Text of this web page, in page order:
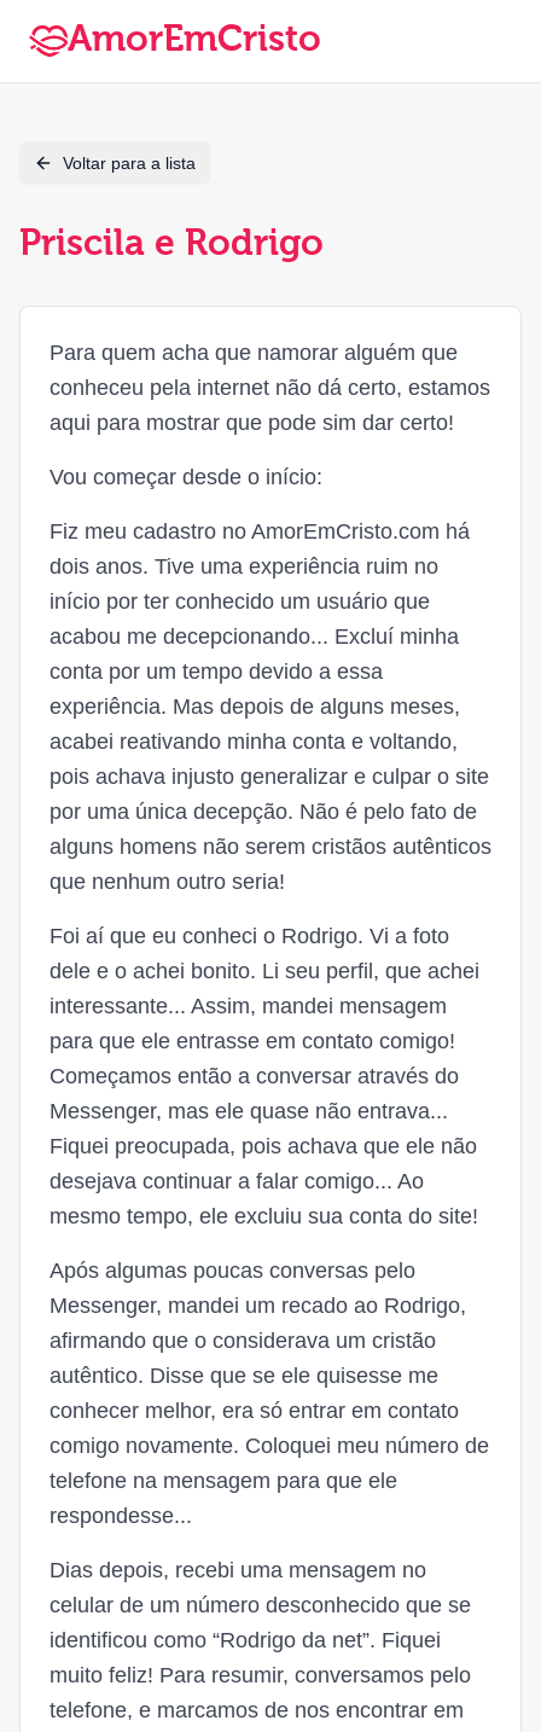
AmorEmCristo
Voltar para a lista
Priscila e Rodrigo
Para quem acha que namorar alguém que
conheceu pela internet não dá certo, estamos
aqui para mostrar que pode sim dar certo!
Vou começar desde o início:
Fiz meu cadastro no AmorEmCristo.com há
dois anos. Tive uma experiência ruim no
início por ter conhecido um usuário que
acabou me decepcionando... Excluí minha
conta por um tempo devido a essa
experiência. Mas depois de alguns meses,
acabei reativando minha conta e voltando,
pois achava injusto generalizar e culpar o site
por uma única decepção. Não é pelo fato de
alguns homens não serem cristãos autênticos
que nenhum outro seria!
Foi aí que eu conheci o Rodrigo. Vi a foto
dele e o achei bonito. Li seu perfil, que achei
interessante... Assim, mandei mensagem
para que ele entrasse em contato comigo!
Começamos então a conversar através do
Messenger, mas ele quase não entrava...
Fiquei preocupada, pois achava que ele não
desejava continuar a falar comigo... Ao
mesmo tempo, ele excluiu sua conta do site!
Após algumas poucas conversas pelo
Messenger, mandei um recado ao Rodrigo,
afirmando que o considerava um cristão
autêntico. Disse que se ele quisesse me
conhecer melhor, era só entrar em contato
comigo novamente. Coloquei meu número de
telefone na mensagem para que ele
respondesse...
Dias depois, recebi uma mensagem no
celular de um número desconhecido que se
identificou como “Rodrigo da net”. Fiquei
muito feliz! Para resumir, conversamos pelo
telefone, e marcamos de nos encontrar em